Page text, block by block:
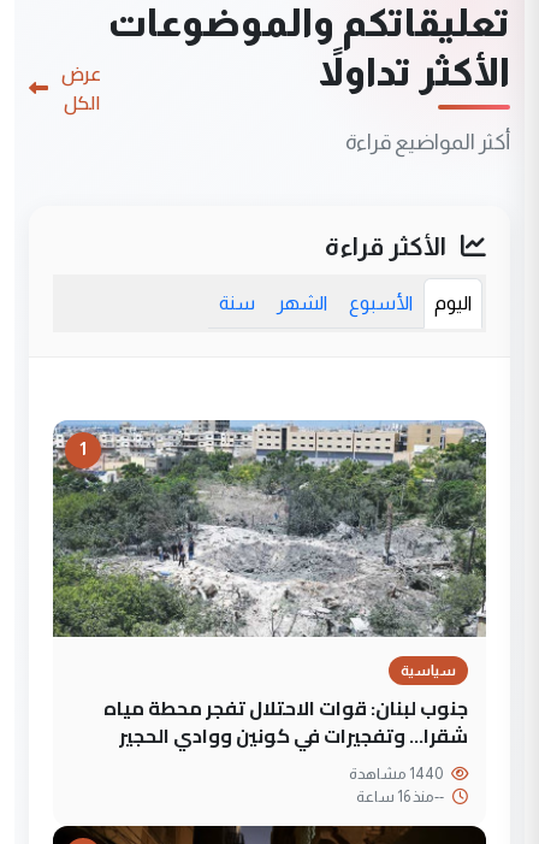
تعليقاتكم والموضوعات
الأكثر تداولاً
أكثر المواضيع قراءة
عرض
الكل
الأكثر قراءة
اليوم الأسبوع الشهر سنة
1
سياسية
جنوب لبنان: قوات الاحتلال تفجر محطة مياه
شقرا… وتفجيرات في كونين ووادي الحجير
--منذ 16 ساعة